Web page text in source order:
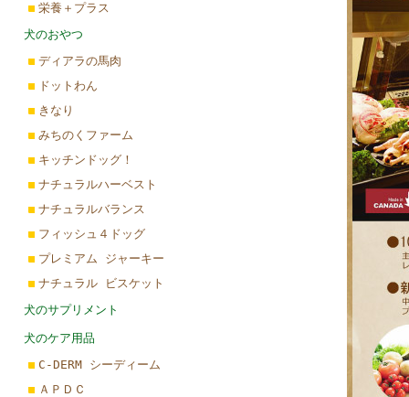
栄養＋プラス
犬のおやつ
ディアラの馬肉
ドットわん
きなり
みちのくファーム
キッチンドッグ！
ナチュラルハーベスト
ナチュラルバランス
フィッシュ４ドッグ
プレミアム ジャーキー
ナチュラル ビスケット
犬のサプリメント
犬のケア用品
C-DERM シーディーム
ＡＰＤＣ